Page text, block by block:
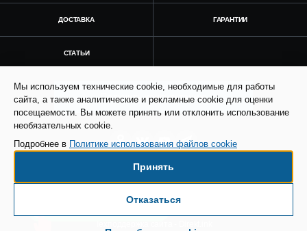
ДОСТАВКА ГАРАНТИИ
СТАТЬИ
Получить консультацию
© Все права защищены. Информация сайта
SEO продвижение сайта - Result Plus
Мы используем технические cookie, необходимые для работы
сайта, а также аналитические и рекламные cookie для оценки
посещаемости. Вы можете принять или отклонить использование
необязательных cookie.
Подробнее в Политике использования файлов cookie
Принять
Отказаться